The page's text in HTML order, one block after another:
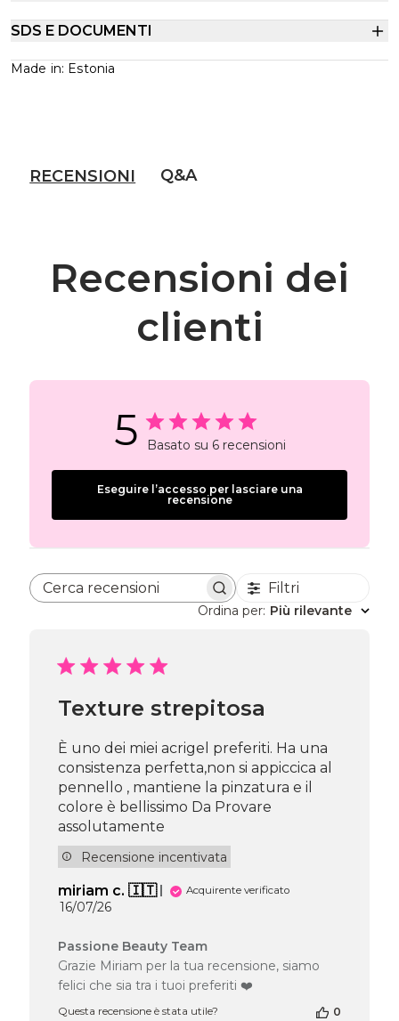
SDS E DOCUMENTI
Made in: Estonia
RECENSIONI Q&A
Recensioni dei
clienti
5 Basato su 6 recensioni
Eseguire l’accesso per lasciare una
recensione
Cerca recensioni Filtri
Ordina per: Più rilevante
Texture strepitosa
È uno dei miei acrigel preferiti. Ha una
consistenza perfetta,non si appiccica al
pennello , mantiene la pinzatura e il
colore è bellissimo Da Provare
assolutamente
Recensione incentivata
miriam c. 🇮🇹 Acquirente verificato
Data
pubblicazione
16/07/26
Commenti
del
proprietario
del
negozio
Passione Beauty Team
Grazie Miriam per la tua recensione, siamo
felici che sia tra i tuoi preferiti ❤️
Questa recensione è stata utile? 0